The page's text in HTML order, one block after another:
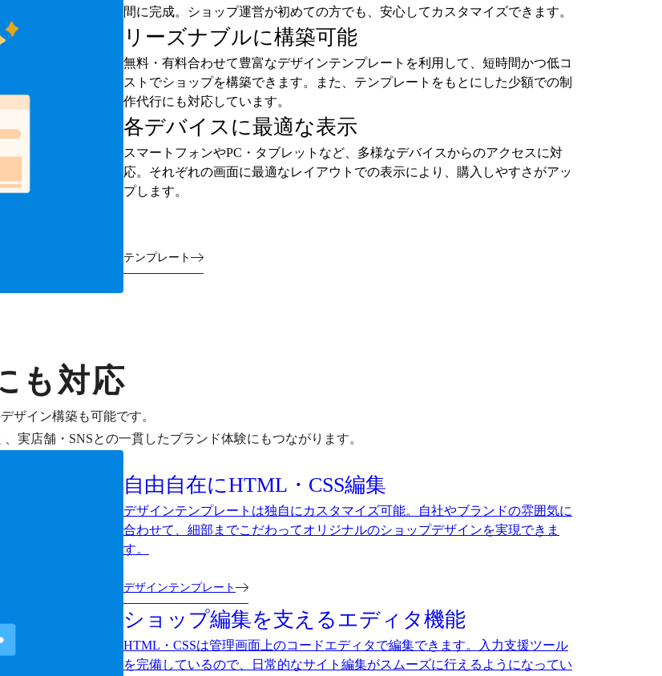
間に完成。ショップ運営が初めての方でも、安心してカスタマイズできます。
リーズナブルに構築可能
無料・有料合わせて豊富なデザインテンプレートを利用して、短時間かつ低コ
ストでショップを構築できます。また、テンプレートをもとにした少額での制
作代行にも対応しています。
各デバイスに最適な表示
スマートフォンやPC・タブレットなど、多様なデバイスからのアクセスに対
応。それぞれの画面に最適なレイアウトでの表示により、購入しやすさがアッ
プします。
テンプレート
も対応
ザイン構築も可能です。
実店舗・SNSとの一貫したブランド体験にもつながります。
自由自在にHTML・CSS編集
デザインテンプレートは独自にカスタマイズ可能。自社やブランドの雰囲気に
合わせて、細部までこだわってオリジナルのショップデザインを実現できま
す。
デザインテンプレート
ショップ編集を支えるエディタ機能
HTML・CSSは管理画面上のコードエディタで編集できます。入力支援ツール
を完備しているので、日常的なサイト編集がスムーズに行えるようになってい